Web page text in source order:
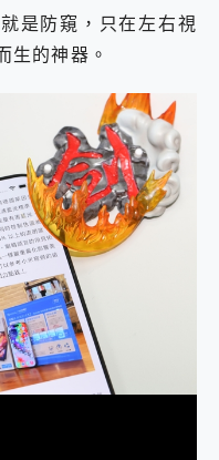
是防窺，只在左右視
生的神器。